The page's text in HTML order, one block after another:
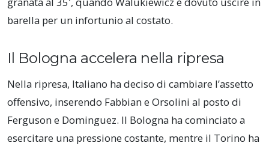
barella per un infortunio al costato.
Il Bologna accelera nella ripresa
Nella ripresa, Italiano ha deciso di cambiare l’assetto
offensivo, inserendo Fabbian e Orsolini al posto di
Ferguson e Dominguez. Il Bologna ha cominciato a
esercitare una pressione costante, mentre il Torino ha